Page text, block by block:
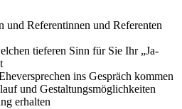
und Referentinnen und Referenten
tieferen Sinn für Sie Ihr „Ja-
ins Gespräch kommen
und Gestaltungsmöglichkeiten
erhalten